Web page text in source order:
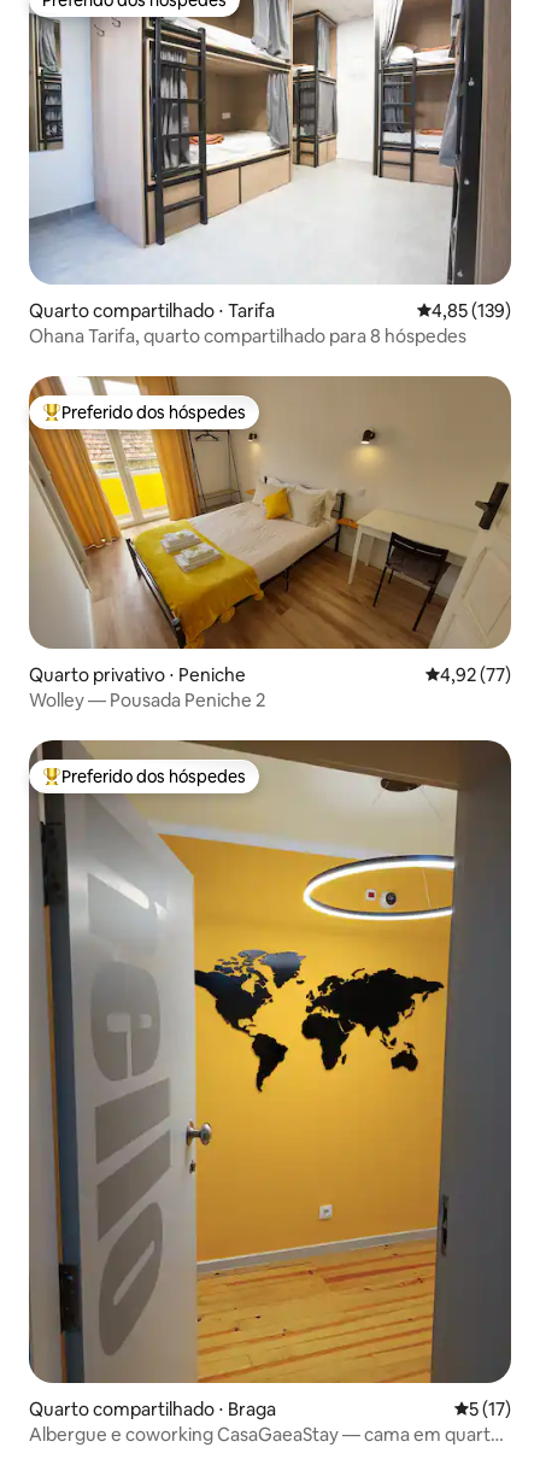
Preferido dos hóspedes
Quarto compartilhado ⋅ Tarifa 4,85 de uma
4,85 (139)
Ohana Tarifa, quarto compartilhado para 8 hóspedes
Entre os melhores preferidos dos hóspedes
Preferido dos hóspedes
Quarto privativo ⋅ Peniche 4,92 de uma
4,92 (77)
Wolley — Pousada Peniche 2
Entre os melhores preferidos dos hóspedes
Preferido dos hóspedes
Quarto compartilhado ⋅ Braga 5 de uma
5 (17)
Albergue e coworking CasaGaeaStay — cama em quarto